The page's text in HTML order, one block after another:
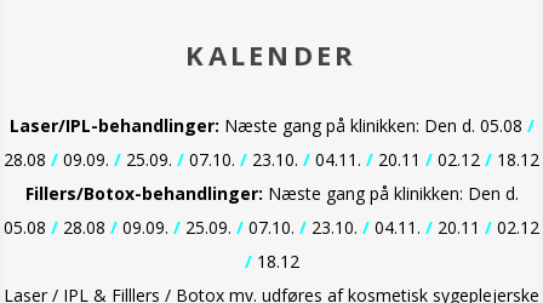
KALENDER
Laser/IPL-behandlinger: Næste gang på klinikken: Den d. 05.08 /
28.08 / 09.09. / 25.09. / 07.10. / 23.10. / 04.11. / 20.11 / 02.12 / 18.12
Fillers/Botox-behandlinger: Næste gang på klinikken: Den d.
05.08 / 28.08 / 09.09. / 25.09. / 07.10. / 23.10. / 04.11. / 20.11 / 02.12
/18.12
Laser / IPL & Filllers / Botox mv. udføres af kosmetisk sygeplejerske